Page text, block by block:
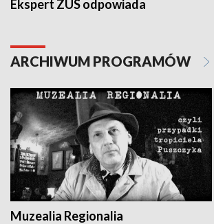
Ekspert ZUS odpowiada
ARCHIWUM PROGRAMÓW
Muzealia Regionalia